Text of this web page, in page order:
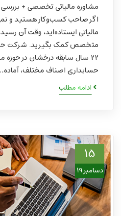
مشاوره مالیاتی تخصصی + بررسی
اگر صاحب کسب‌وکار هستید و
مالیاتی ایستاده‌اید، وقت آن
متخصص کمک بگیرید. شرکت
۲۲ سال سابقه درخشان در حوزه
حسابداری اصناف مختلف،
ادامه مطلب
15
دسامبر 19